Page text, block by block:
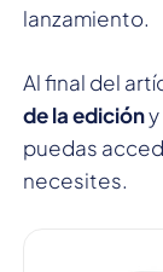
lanzamiento.
Al final del
de la edicióny
puedas
necesites.